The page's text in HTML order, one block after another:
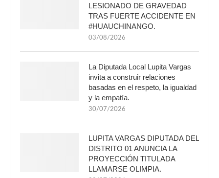
LESIONADO DE GRAVEDAD
TRAS FUERTE ACCIDENTE EN
#HUAUCHINANGO.
03/08/2026
La Diputada Local Lupita Vargas
invita a construir relaciones
basadas en el respeto, la igualdad
y la empatía.
30/07/2026
LUPITA VARGAS DIPUTADA DEL
DISTRITO 01 ANUNCIA LA
PROYECCIÓN TITULADA
LLAMARSE OLIMPIA.